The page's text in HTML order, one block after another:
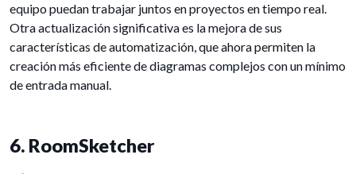
equipo puedan trabajar juntos en proyectos en tiempo real.
Otra actualización significativa es la mejora de sus
características de automatización, que ahora permiten la
creación más eficiente de diagramas complejos con un mínimo
de entrada manual.
6. RoomSketcher